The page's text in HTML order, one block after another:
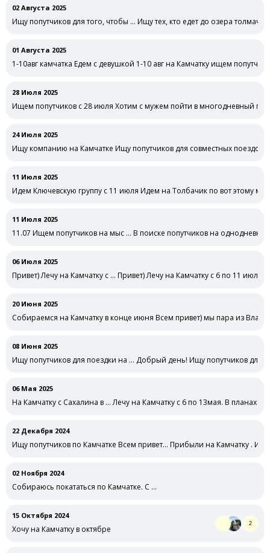
02 Августа 2025
Ищу попутчиков для того, чтобы … Ищу тех, кто едет до озера
01 Августа 2025
1-10авг камчатка Едем с девушкой 1-10 авг на Камчатку ищем
28 Июля 2025
Ищем попутчиков с 28 июля Хотим с мужем пойти в многодневный
24 Июля 2025
Ищу компанию на Камчатке Ищу попутчиков для совместных
11 Июля 2025
Идем Ключевскую группу с 11 июля Идем на Толбачик по вот этому
11 Июля 2025
11.07 Ищем попутчиков на мыс … В поиске попутчиков на
06 Июля 2025
Привет) Лечу на Камчатку с … Привет) Лечу на Камчатку с 6 по 11 июля)
20 Июня 2025
Собираемся на Камчатку в конце июня Всем привет) мы пара из
08 Июня 2025
Ищу попутчиков для поездки на … Добрый день! Ищу попутчиков для
06 Мая 2025
На Камчатку с Сахалина в … Лечу на Камчатку с 6 по 13мая. В планах
22 Декабря 2024
Ищу попутчиков по Камчатке Всем привет... Прибыли на Камчатку .
02 Ноября 2024
Собираюсь покататься по Камчатке. С …
15 Октября 2024
Хочу на Камчатку в октябре
2